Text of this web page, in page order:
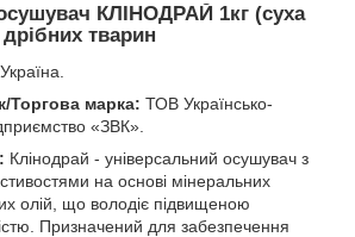
КЛІНОДРАЙ 1кг (суха
тварин
Україна.
Торгова марка: ТОВ Українсько-
«ЗВК».
Клінодрай - універсальний осушувач з
на основі мінеральних
олій, що володіє підвищеною
Призначений для забезпечення